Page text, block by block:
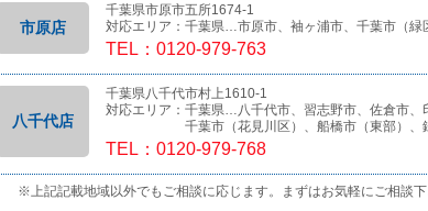
市原店
千葉県市原市五所1674-1
対応エリア：千葉県…市原市、袖ヶ浦市、千葉市（緑
TEL：0120-979-763
八千代店
千葉県八千代市村上1610-1
対応エリア：千葉県…八千代市、習志野市、佐倉市、
千葉市（花見川区）、船橋市（東部）、鎌
TEL：0120-979-768
※上記記載地域以外でもご相談に応じます。まずはお気軽にご相談下